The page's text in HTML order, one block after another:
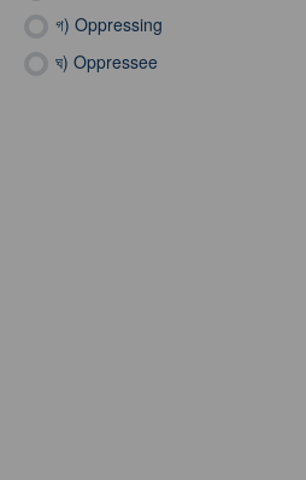
গ) Oppressing
ঘ) Oppressee